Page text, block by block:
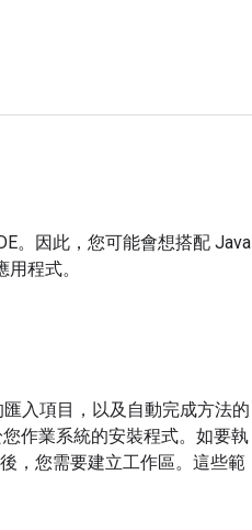
。因此，您可能會想搭配 Java
程式。
入項目，以及自動完成方法的
您作業系統的安裝程式。如要執
，您需要建立工作區。這些範